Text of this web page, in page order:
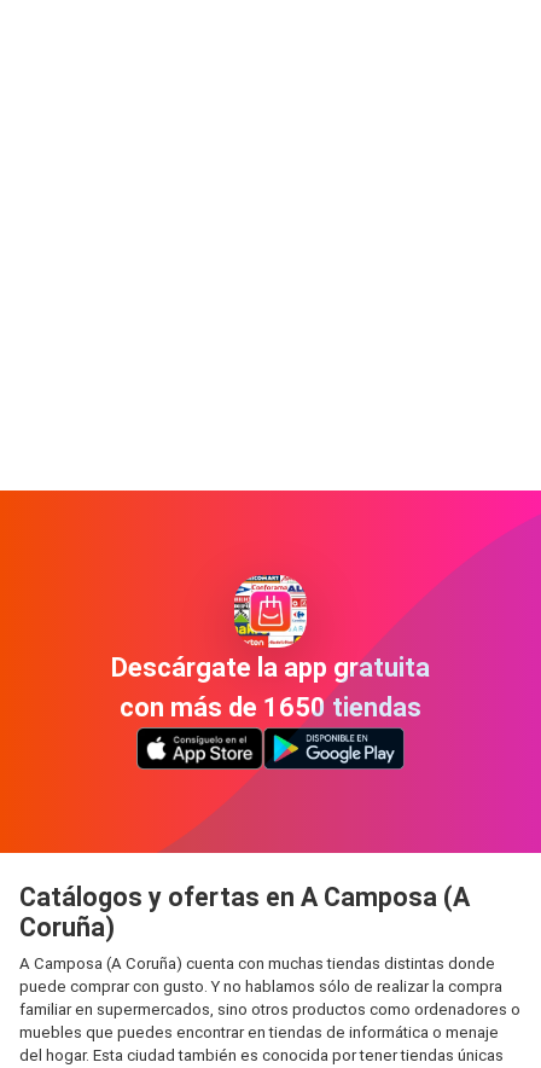
Descárgate la app gratuita
con más de 1650 tiendas
Catálogos y ofertas en A Camposa (A
Coruña)
A Camposa (A Coruña) cuenta con muchas tiendas distintas donde
puede comprar con gusto. Y no hablamos sólo de realizar la compra
familiar en supermercados, sino otros productos como ordenadores o
muebles que puedes encontrar en tiendas de informática o menaje
del hogar. Esta ciudad también es conocida por tener tiendas únicas